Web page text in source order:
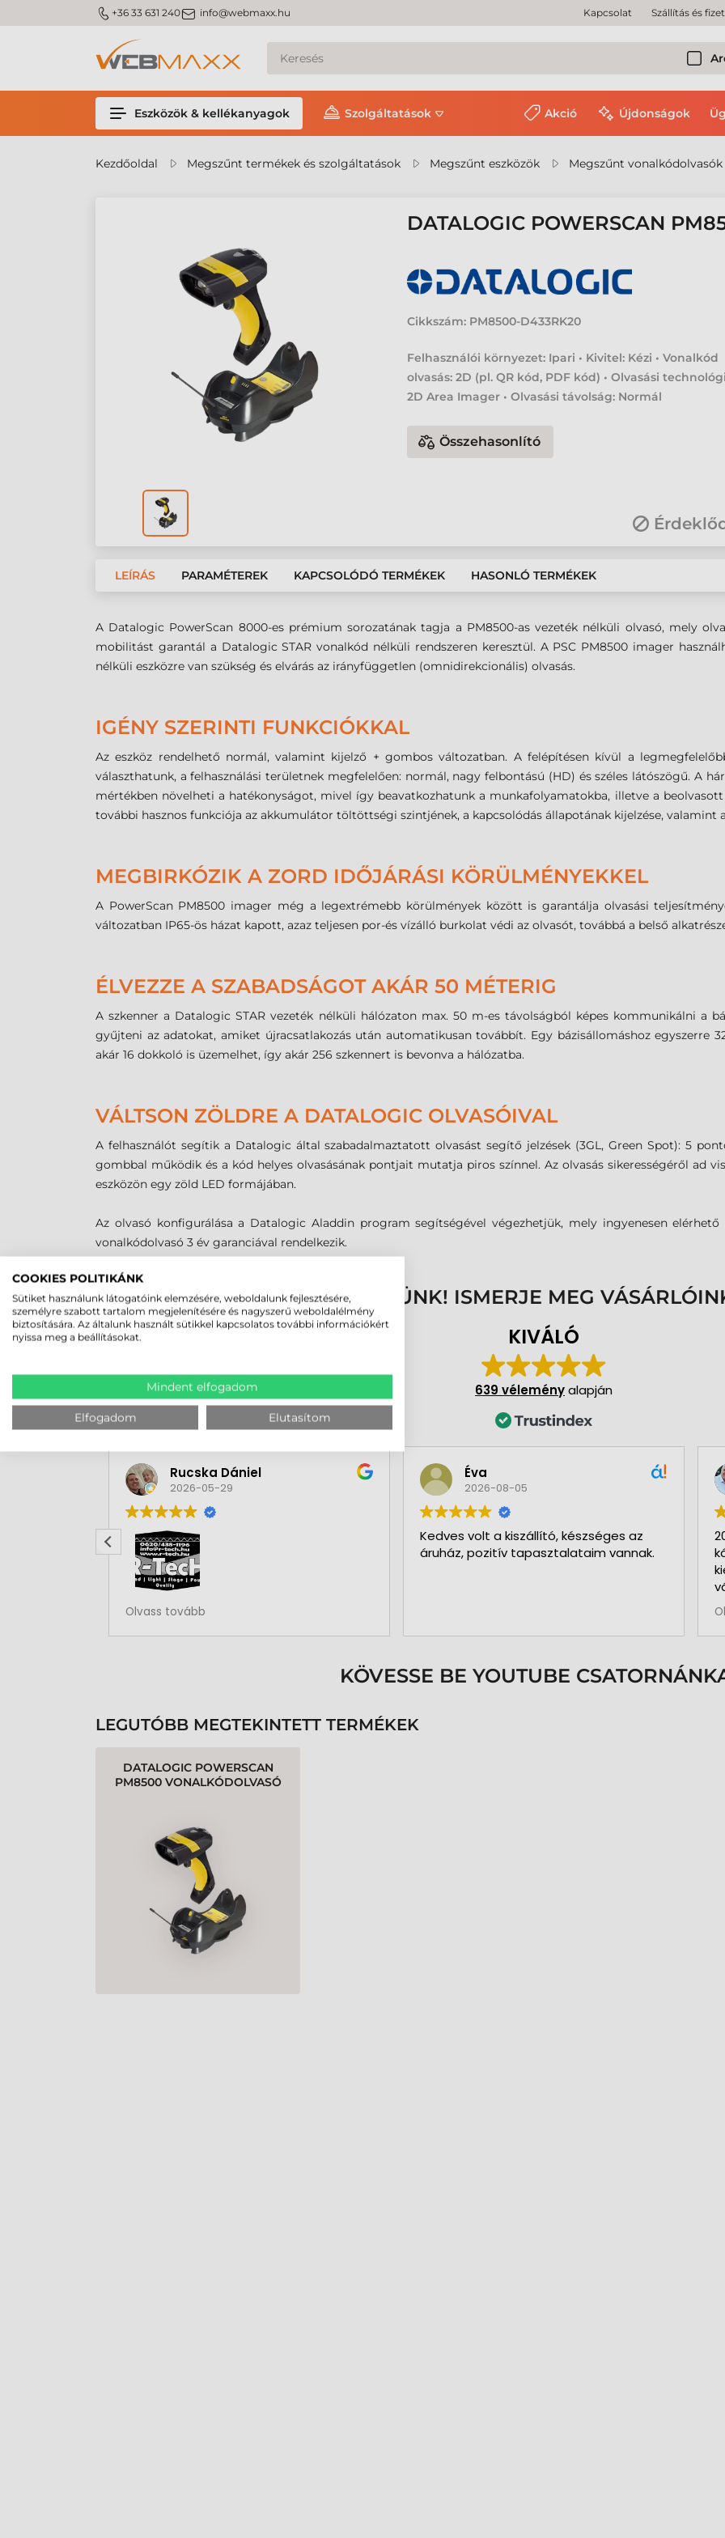
m_phone +36 33 631 240m_email info@webmaxx.hu Kapcsolat Szállítás és
Eszközök & kellékanyagok Szolgáltatások Akció Újdonságok
Kezdőoldal Megszűnt termékek és szolgáltatások Megszűnt eszközök Megszűnt vonalkódolvasók
DATALOGIC POWERSCAN
Cikkszám: PM8500-D433RK20
Felhasználói környezet: Ipari • Kivitel: Kézi • Vonalkód
olvasás: 2D (pl. QR kód, PDF kód) • Olvasási
2D Area Imager • Olvasási távolság: Normál
Összehasonlító
LEÍRÁS PARAMÉTEREK KAPCSOLÓDÓ TERMÉKEK HASONLÓ TERMÉKEK
A Datalogic PowerScan 8000-es prémium sorozatának tagja a PM8500-as vezeték nélküli olvasó, mely
mobilitást garantál a Datalogic STAR vonalkód nélküli rendszeren keresztül. A PSC PM8500 imager
nélküli eszközre van szükség és elvárás az irányfüggetlen (omnidirekcionális) olvasás.
IGÉNY SZERINTI FUNKCIÓKKAL
Az eszköz rendelhető normál, valamint kijelző + gombos változatban. A felépítésen kívül a
választhatunk, a felhasználási területnek megfelelően: normál, nagy felbontású (HD) és széles látószögű. A
mértékben növelheti a hatékonyságot, mivel így beavatkozhatunk a munkafolyamatokba, illetve a
további hasznos funkciója az akkumulátor töltöttségi szintjének, a kapcsolódás állapotának kijelzése, valamint
MEGBIRKÓZIK A ZORD IDŐJÁRÁSI KÖRÜLMÉNYEKKEL
A PowerScan PM8500 imager még a legextrémebb körülmények között is garantálja olvasási
változatban IP65-ös házat kapott, azaz teljesen por-és vízálló burkolat védi az olvasót, továbbá a belső
ÉLVEZZE A SZABADSÁGOT AKÁR 50 MÉTERIG
A szkenner a Datalogic STAR vezeték nélküli hálózaton max. 50 m-es távolságból képes kommunikálni a
gyűjteni az adatokat, amiket újracsatlakozás után automatikusan továbbít. Egy bázisállomáshoz egyszerre
akár 16 dokkoló is üzemelhet, így akár 256 szkennert is bevonva a hálózatba.
VÁLTSON ZÖLDRE A DATALOGIC OLVASÓIVAL
A felhasználót segítik a Datalogic által szabadalmaztatott olvasást segítő jelzések (3GL, Green Spot): 5
gombbal működik és a kód helyes olvasásának pontjait mutatja piros színnel. Az olvasás sikerességéről ad
eszközön egy zöld LED formájában.
Az olvasó konfigurálása a Datalogic Aladdin program segítségével végezhetjük, mely ingyenesen
vonalkódolvasó 3 év garanciával rendelkezik.
MEGBÍZHAT BENNÜNK! ISMERJE MEG
KIVÁLÓ
639 véleményalapján
Rucska Dániel
2026-05-29
Rendben volt a rendelésem
Olvass tovább
Éva
2026-08-05
Kedves volt a kiszállító, készséges az
áruház, pozitív tapasztalataim vannak.
KÖVESSE BE YOUTUBE
LEGUTÓBB MEGTEKINTETT TERMÉKEK
DATALOGIC POWERSCAN
PM8500 VONALKÓDOLVASÓ
COOKIES POLITIKÁNK
Sütiket használunk látogatóink elemzésére, weboldalunk fejlesztésére,
személyre szabott tartalom megjelenítésére és nagyszerű weboldalélmény
biztosítására. Az általunk használt sütikkel kapcsolatos további információkért
nyissa meg a beállításokat.
Mindent elfogadom
Elfogadom Elutasítom